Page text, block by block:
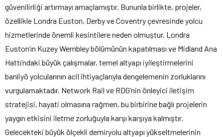
güvenilirliği artırmayı amaçlamıştır. Bununla birlikte, projeler,
özellikle Londra Euston, Derby ve Coventry çevresinde yolcu
hizmetlerinde önemli kesintilere neden olmuştur. Londra
Euston’ın Kuzey Wembley bölümünün kapatılması ve Midland Ana
Hattı’ndaki büyük çalışmalar, temel altyapı iyileştirmelerini
banliyö yolcularının acil ihtiyaçlarıyla dengelemenin zorluklarını
vurgulamaktadır. Network Rail ve RDG’nin önleyici iletişim
stratejisi, hayati olmasına rağmen, bu birbirine bağlı projelerin
yaygın etkisini iletme zorluğuyla karşı karşıya kalmıştır.
Gelecekteki büyük ölçekli demiryolu altyapı yükseltmelerinin